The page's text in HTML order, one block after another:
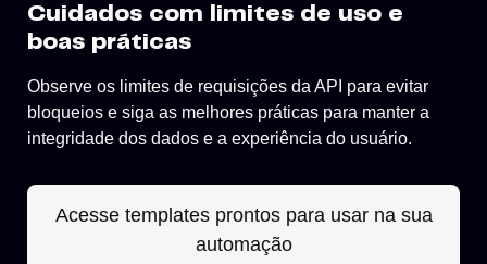
Cuidados com limites de uso e
boas práticas
Observe os limites de requisições da API para evitar
bloqueios e siga as melhores práticas para manter a
integridade dos dados e a experiência do usuário.
Acesse templates prontos para usar na sua
automação